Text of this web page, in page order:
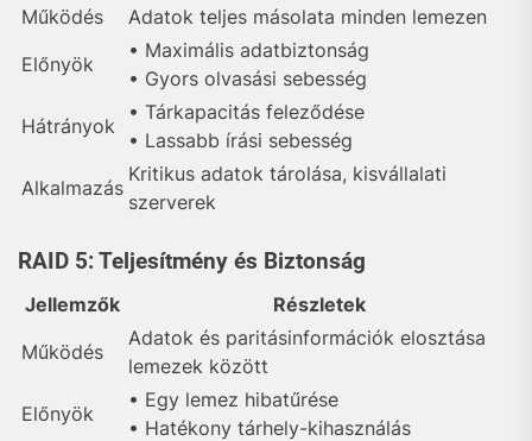
Működés
Adatok teljes másolata minden lemezen
Előnyök
• Maximális adatbiztonság
• Gyors olvasási sebesség
Hátrányok
• Tárkapacitás feleződése
• Lassabb írási sebesség
Alkalmazás
Kritikus adatok tárolása, kisvállalati
szerverek
RAID 5: Teljesítmény és Biztonság
Jellemzők
Részletek
Működés
Adatok és paritásinformációk elosztása
lemezek között
Előnyök
• Egy lemez hibatűrése
• Hatékony tárhely-kihasználás